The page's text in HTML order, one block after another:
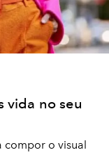
vida no seu
compor o visual